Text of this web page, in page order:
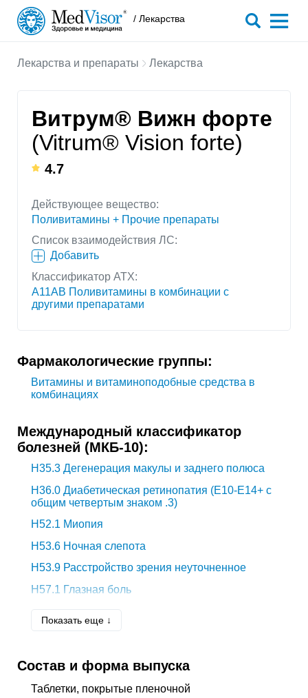
/ Лекарства
Лекарства и препараты Лекарства
Витрум® Вижн форте
(Vitrum® Vision forte)
4.7
Действующее вещество:
Поливитамины + Прочие препараты
Список взаимодействия ЛС:
Добавить
Классификатор АТХ:
A11AB Поливитамины в комбинации с
другими препаратами
Фармакологические группы:
Витамины и витаминоподобные средства в
комбинациях
Международный классификатор
болезней (МКБ-10):
H35.3 Дегенерация макулы и заднего полюса
H36.0 Диабетическая ретинопатия (E10-E14+ с
общим четвертым знаком .3)
H52.1 Миопия
H53.6 Ночная слепота
H53.9 Расстройство зрения неуточненное
H57.1 Глазная боль
неуточненное
Z100*КЛАСС XXII Хирургическая практика
Показать еще ↓
Состав и форма выпуска
Таблетки, покрытые пленочной